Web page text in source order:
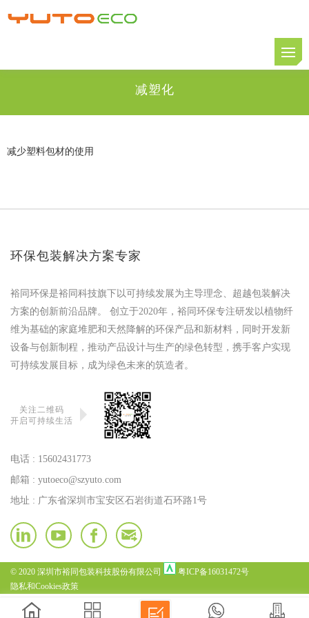
减塑化
减少塑料包材的使用
环保包装解决方案专家
裕同环保是裕同科技旗下以可持续发展为主导理念、超越包装解决
方案的创新前沿品牌。 创立于2020年，裕同环保专注研发以植物纤
维为基础的家庭堆肥和天然降解的环保产品和新材料，同时开发新
设备与创新制程，推动产品设计与生产的绿色转型，携手客户实现
可持续发展目标，成为绿色未来的筑造者。
关注二维码
开启可持续生活
电话 : 15602431773
邮箱 : yutoeco@szyuto.com
地址 : 广东省深圳市宝安区石岩街道石环路1号
© 2020 深圳市裕同包装科技股份有限公司
粤ICP备16031472号
隐私和Cookies政策